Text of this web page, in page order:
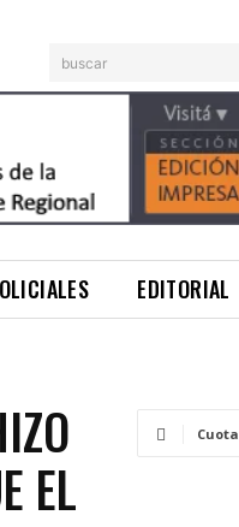
buscar
EDITORIAL
EL
Cuota